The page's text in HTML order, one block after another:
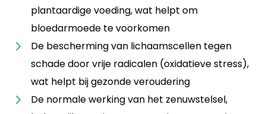
plantaardige voeding, wat helpt om
bloedarmoede te voorkomen
De bescherming van lichaamscellen tegen
schade door vrije radicalen (oxidatieve stress),
wat helpt bij gezonde veroudering
De normale werking van het zenuwstelsel,